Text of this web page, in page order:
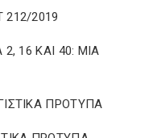
2019
16 ΚΑΙ 40: ΜΙΑ
ΠΡΟΤΥΠΑ